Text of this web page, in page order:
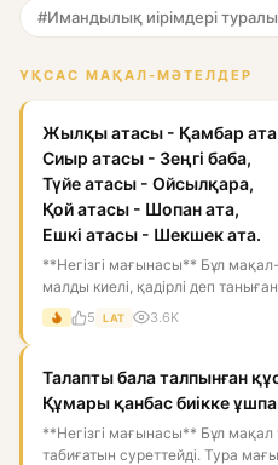
#Имандылық иірімдері туралы
ҰҚСАС МАҚАЛ-МӘТЕЛДЕР
Жылқы атасы - Қамбар
Сиыр атасы - Зеңгі баба,
Түйе атасы - Ойсылқара,
Қой атасы - Шопан ата,
Ешкі атасы - Шекшек ата.
**Негізгі мағынасы** Бұл
малды киелі, қадірлі деп
Мұнда...
5 LAT 3.6K
Талапты бала талпынған
Құмары қанбас биікке
**Негізгі мағынасы** Бұл
табиғатын суреттейді. Тура